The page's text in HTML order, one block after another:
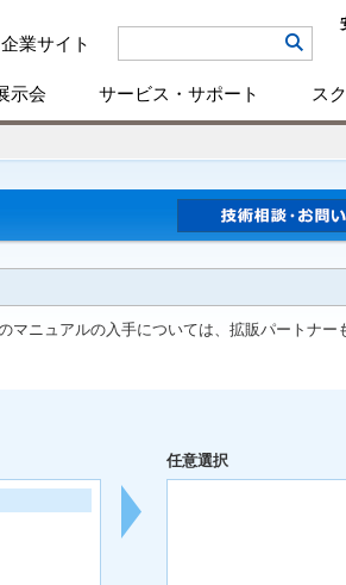
企業サイト
示会 サービス・サポート ス
ニュアルの入手については、拡販パートナー
任意選択